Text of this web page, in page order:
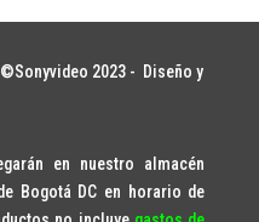
2023 - Diseño y
en nuestro almacén
Bogotá DC en horario de